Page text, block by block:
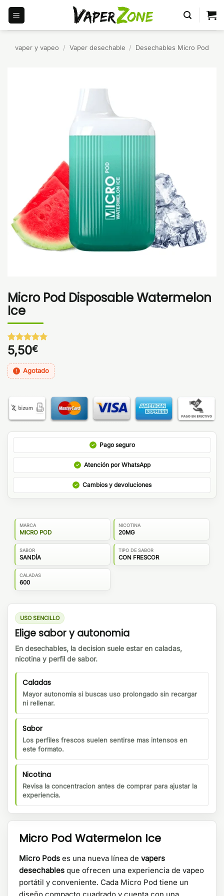
Saltar
contenido
vaper y vapeo / Vaper desechable / Desechables Micro Pod
Micro Pod Disposable Watermelon
Ice
Valorado
con5de 5
en base a
1
valoración
de un
5,50€
Agotado
Pago seguro
Atención por WhatsApp
Cambios y devoluciones
MARCA
MICRO POD
NICOTINA
20MG
SABOR
SANDÍA
TIPO DE SABOR
CON FRESCOR
CALADAS
600
USO SENCILLO
Elige sabor y autonomia
En desechables, la decision suele estar en caladas,
nicotina y perfil de sabor.
Caladas
Mayor autonomia si buscas uso prolongado sin recargar
ni rellenar.
Sabor
Los perfiles frescos suelen sentirse mas intensos en
este formato.
Nicotina
Revisa la concentracion antes de comprar para ajustar la
experiencia.
Micro Pod Watermelon Ice
Micro Pods es una nueva línea de vapers
desechables que ofrecen una experiencia de vapeo
portátil y conveniente. Cada Micro Pod tiene un